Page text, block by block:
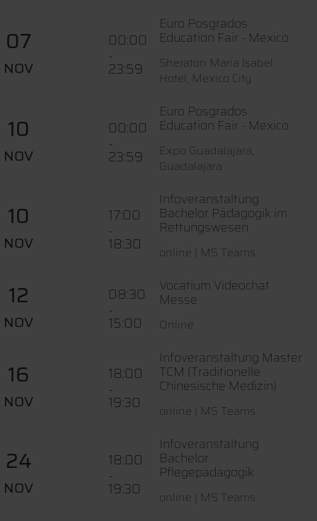
07
NOV
00:00
-
23:59
Euro Posgrados
Education Fair - Mexico
Sheraton Maria Isabel
Hotel, Mexico City
10
NOV
00:00
-
23:59
Euro Posgrados
Education Fair - Mexico
Expo Guadalajara,
Guadalajara
10
NOV
17:00
-
18:30
Infoveranstaltung
Bachelor Pädagogik im
Rettungswesen
online | MS Teams
12
NOV
08:30
-
15:00
Vocatium Videochat
Messe
Online
16
NOV
18:00
-
19:30
Infoveranstaltung Master
TCM (Traditionelle
Chinesische Medizin)
online | MS Teams
24
NOV
18:00
-
19:30
Infoveranstaltung
Bachelor
Pflegepädagogik
online | MS Teams